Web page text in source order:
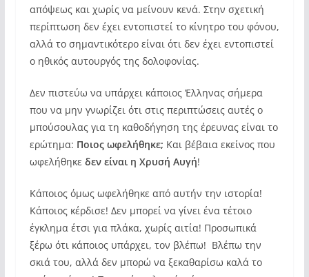
απόψεως και χωρίς να μείνουν κενά. Στην σχετική
περίπτωση δεν έχει εντοπιστεί το κίνητρο του φόνου,
αλλά το σημαντικότερο είναι ότι δεν έχει εντοπιστεί
ο ηθικός αυτουργός της δολοφονίας.
Δεν πιστεύω να υπάρχει κάποιος Έλληνας σήμερα
που να μην γνωρίζει ότι στις περιπτώσεις αυτές ο
μπούσουλας για τη καθοδήγηση της έρευνας είναι το
ερώτημα: Ποιος ωφελήθηκε; Και βέβαια εκείνος που
ωφελήθηκε δεν είναι η Χρυσή Αυγή!
Κάποιος όμως ωφελήθηκε από αυτήν την ιστορία!
Κάποιος κέρδισε! Δεν μπορεί να γίνει ένα τέτοιο
έγκλημα έτσι για πλάκα, χωρίς αιτία! Προσωπικά
ξέρω ότι κάποιος υπάρχει, τον βλέπω! Βλέπω την
σκιά του, αλλά δεν μπορώ να ξεκαθαρίσω καλά το